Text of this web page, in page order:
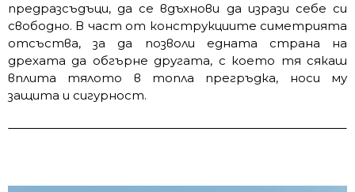
предразсъдъци, да се вдъхнови да изрази себе си
свободно. В част от конструкциите симетрията
отсъства, за да позволи едната страна на
дрехата да обгърне другата, с което тя сякаш
вплита тялото в топла прегръдка, носи му
защита и сигурност.